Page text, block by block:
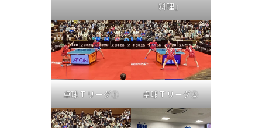
料理」
卓球Ｔリーグ① 卓球Ｔリーグ②